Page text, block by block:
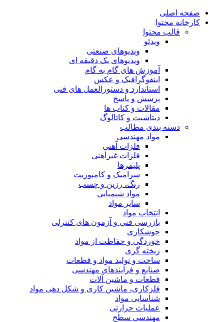
صفحه اصلی
کارخانه محتوا
قالب محتوا
ویدئو
ویدیوهای صنعتی
ویدیوهای یک دقیقه ای
آموزش های گام به گام
اینفوگرافیک و عکس
استاندارد و دستورالعمل های فنی
پرسش و پاسخ
مقالات و کتاب ها
دیتاشیت و کاتالوگ
دسته بندی مطالب
مواد مهندسی
فلزات آهنی
فلزات غیرآهنی
پلیمرها
سرامیک و کامپوزیت
رنگ، رزین و چسب
مواد شیمیایی
سایر مواد
انتخاب مواد
بازرسی فنی و آزمون های کنترلی
جوشکاری
خوردگی و حفاظت از مواد
ریخته گری
ساخت و تولید مواد و قطعات
صنایع و فرایندهای مهندسی
قطعات و ماشین آلات
فلزکاری، ماشین کاری و شکل دهی مواد
شناسایی مواد
عملیات حرارتی
مهندسی سطح